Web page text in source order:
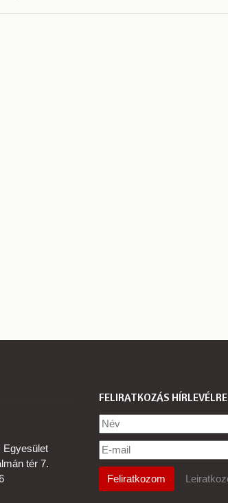
örök"
Egyesület
tér 7.
FELIRATKOZÁS HÍRLEVÉLRE